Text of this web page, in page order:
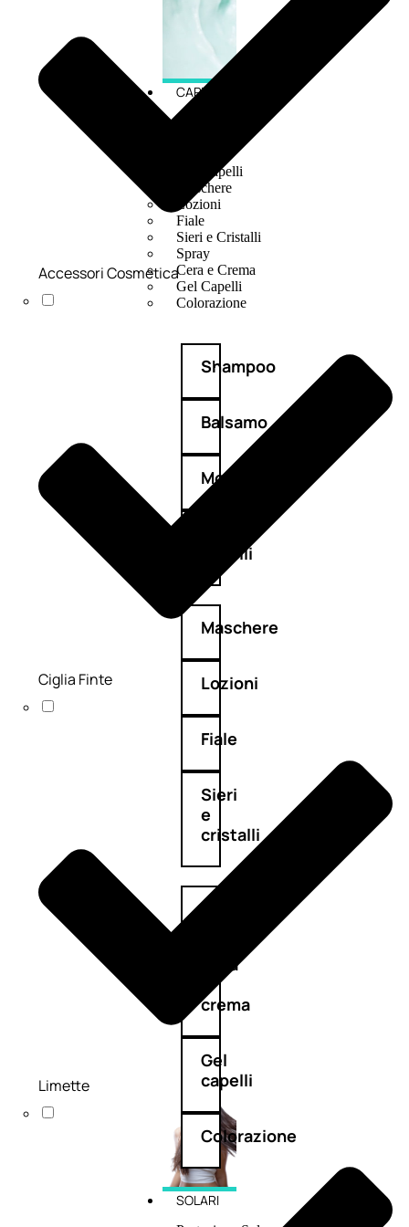
CAPELLI
Olii Capelli
Maschere
Lozioni
Fiale
Sieri e Cristalli
Spray
Cera e Crema
Gel Capelli
Colorazione
Shampoo
Balsamo
Mousse
capelli
Maschere
Lozioni
Fiale
Sieri
e
cristalli
Spray
Cera
crema
Gel
capelli
Colorazione
SOLARI
Accessori Cosmetica
Ciglia Finte
Limette